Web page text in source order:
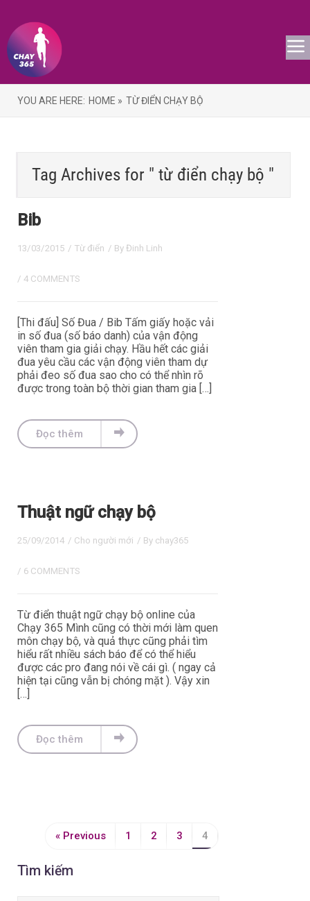
YOU ARE HERE: HOME » TỪ ĐIỂN CHẠY BỘ
Tag Archives for " từ điển chạy bộ "
Bib
13/03/2015 / Từ điển / By Đinh Linh
/ 4 COMMENTS
[Thi đấu] Số Đua / Bib Tấm giấy hoặc vải
in số đua (số báo danh) của vận động
viên tham gia giải chạy. Hầu hết các giải
đua yêu cầu các vận động viên tham dự
phải đeo số đua sao cho có thể nhìn rõ
được trong toàn bộ thời gian tham gia […]
Đọc thêm
Thuật ngữ chạy bộ
25/09/2014 / Cho người mới / By chay365
/ 6 COMMENTS
Từ điển thuật ngữ chạy bộ online của
Chạy 365 Mình cũng có thời mới làm quen
môn chạy bộ, và quả thực cũng phải tìm
hiểu rất nhiều sách báo để có thể hiểu
được các pro đang nói về cái gì. ( ngay cả
hiện tại cũng vẫn bị chóng mặt ). Vậy xin
[…]
Đọc thêm
« Previous 1 2 3 4
Tìm kiếm